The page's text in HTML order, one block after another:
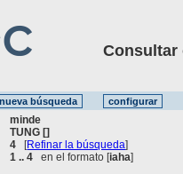
Consultar
minde
TUNG []
4 [Refinar la búsqueda]
1 .. 4 en el formato [iaha]